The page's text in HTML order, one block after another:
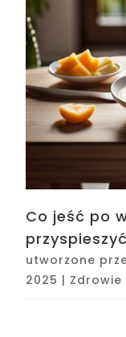
Co jeść po
utworzone
2025 |